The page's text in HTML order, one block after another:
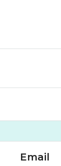
Email